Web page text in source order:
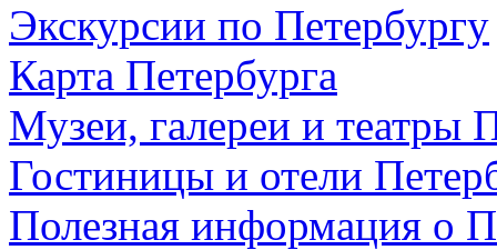
Экскурсии по Петербургу
Карта Петербурга
Музеи, галереи и театры
Гостиницы и отели
Полезная информация о